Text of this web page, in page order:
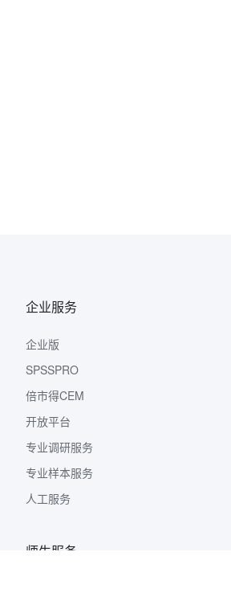
企业服务
企业版
SPSSPRO
倍市得CEM
开放平台
专业调研服务
专业样本服务
人工服务
师生服务